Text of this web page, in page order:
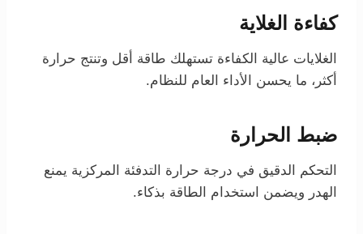
كفاءة الغلاية
الغلايات عالية الكفاءة تستهلك طاقة أقل وتنتج حرارة
أكثر، ما يحسن الأداء العام للنظام.
ضبط الحرارة
التحكم الدقيق في درجة حرارة التدفئة المركزية يمنع
الهدر ويضمن استخدام الطاقة بذكاء.